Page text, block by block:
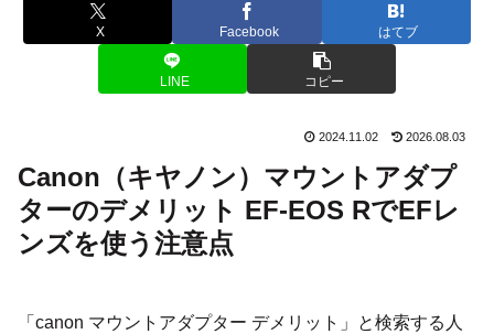
X Facebook はてブ
LINE コピー
2024.11.02 2026.08.03
Canon（キヤノン）マウントアダプ
ターのデメリット EF-EOS RでEFレ
ンズを使う注意点
「canon マウントアダプター デメリット」と検索する人